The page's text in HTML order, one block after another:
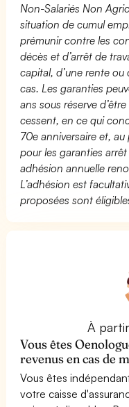
Non-Salariés Non
situation de cumul
prémunir contre les
décès et d’arrêt de
capital, d’une rente ou
cas. Les garanties
ans sous réserve
cessent, en ce qui
70e anniversaire et,
pour les garanties arrêt
adhésion annuelle
L’adhésion est
proposées sont
À
Vous êtes
revenus en cas de
Vous êtes
votre caisse